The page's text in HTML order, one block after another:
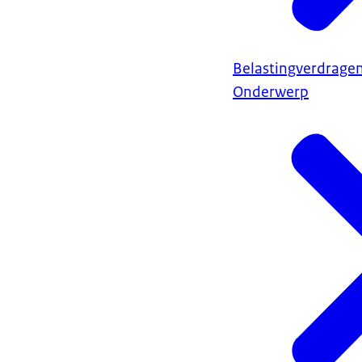
Onderwerp